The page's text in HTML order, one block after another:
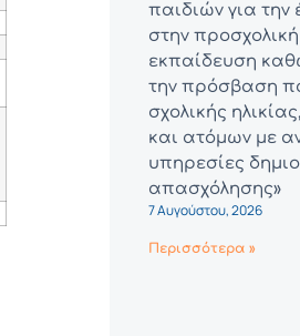
παιδιών για την
στην προσχολική
εκπαίδευση
την πρόσβαση
σχολικής
και ατόμων με
υπηρεσίες
απασχόλησης»
7 Αυγούστου, 2026
Περισσότερα »